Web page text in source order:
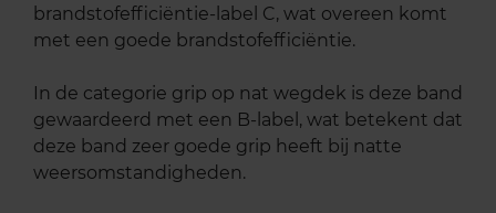
brandstofefficiëntie-label C, wat overeen komt
met een goede brandstofefficiëntie.
In de categorie grip op nat wegdek is deze band
gewaardeerd met een B-label, wat betekent dat
deze band zeer goede grip heeft bij natte
weersomstandigheden.